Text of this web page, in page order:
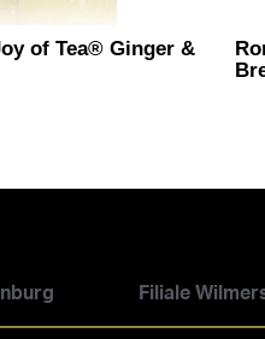
of Tea® Ginger &
Filiale